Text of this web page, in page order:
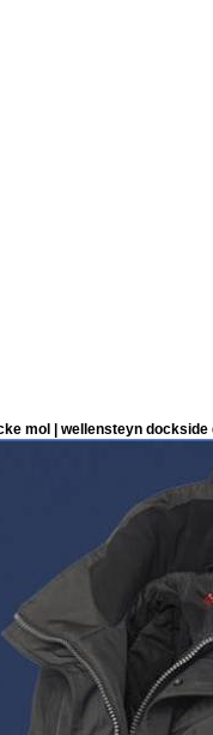
mol | wellensteyn dockside